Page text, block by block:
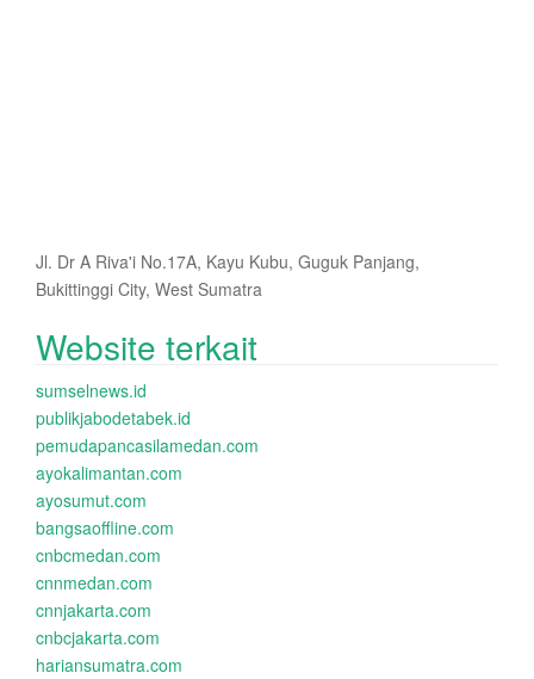
Jl. Dr A Riva'i No.17A, Kayu Kubu, Guguk Panjang,
Bukittinggi City, West Sumatra
Website terkait
sumselnews.id
publikjabodetabek.id
pemudapancasilamedan.com
ayokalimantan.com
ayosumut.com
bangsaoffline.com
cnbcmedan.com
cnnmedan.com
cnnjakarta.com
cnbcjakarta.com
hariansumatra.com